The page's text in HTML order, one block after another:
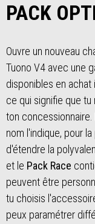
PACK
Ouvre un nouveau
Tuono V4 avec une
disponibles en achat
ce qui signifie que
ton concessionnaire.
nom l'indique, pour la
d'étendre la
et le Pack Race
peuvent être
tu choisis
peux paramétrer